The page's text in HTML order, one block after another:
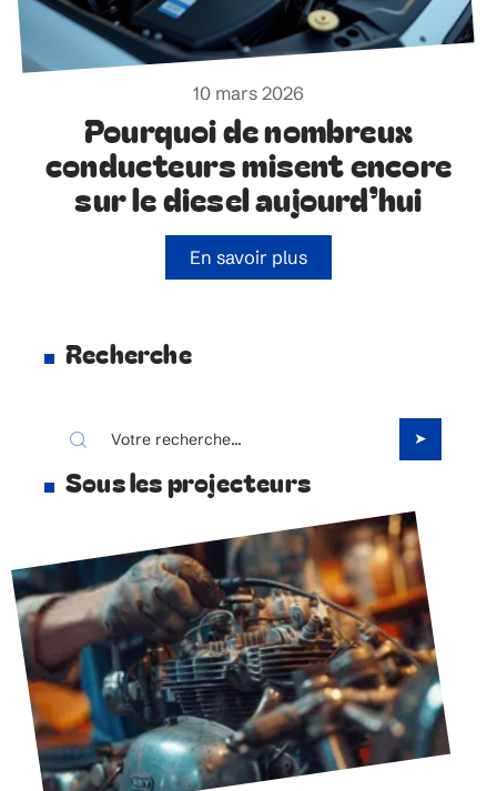
10 mars 2026
Pourquoi de nombreux
conducteurs misent encore
sur le diesel aujourd’hui
En savoir plus
Recherche
Sous les projecteurs